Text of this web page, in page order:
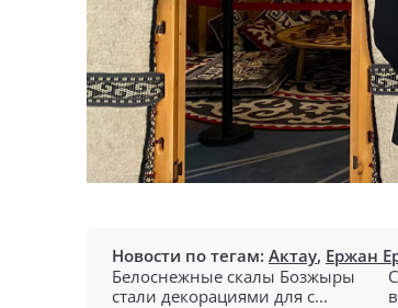
Новости по тегам: Актау, Ержан
Белоснежные скалы Бозжыры
стали декорациями для с...